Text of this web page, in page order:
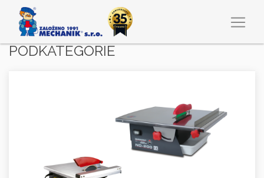
PODKATEGORIE